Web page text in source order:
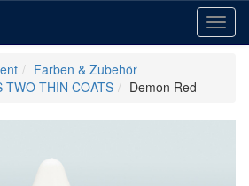
Farben & Zubehör
TWO THIN COATS
Demon Red